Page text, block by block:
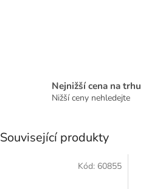
Nejnižší cena na trhu
Nižší ceny nehledejte
Související produkty
Kód: 60855